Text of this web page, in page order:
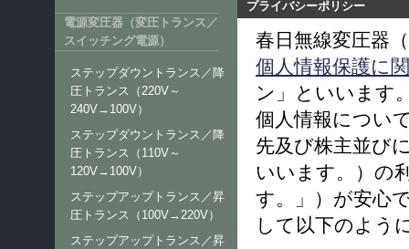
プライバシーポリシー
春日無線変圧器
個人情報保護に
ン」といいます
個人情報につい
先及び株主並び
いいます。）の
す。」）が安心
して以下のよう
電源変圧器（変圧トランス／
スイッチング電源）
ステップダウントランス／降
圧トランス（220V～
240V→100V）
ステップダウントランス／降
圧トランス（110V～
120V→100V）
ステップアップトランス／昇
圧トランス（100V→220V）
ステップアップトランス／昇